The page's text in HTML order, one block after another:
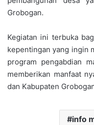
Grobogan.
Kegiatan ini terbuka
kepentingan yang ingin
program pengabdian
memberikan manfaat
dan Kabupaten
info